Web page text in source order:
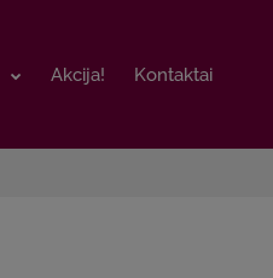
Akcija! Kontaktai
Akcija! Kontaktai